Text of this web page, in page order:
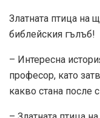
Златната птица на
библейския гълъб!
– Интересна
професор, като
какво стана после